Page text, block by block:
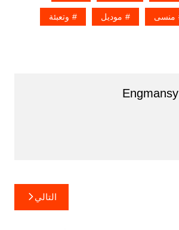
منسى موديل وتعبئة
Engmansy
التالي